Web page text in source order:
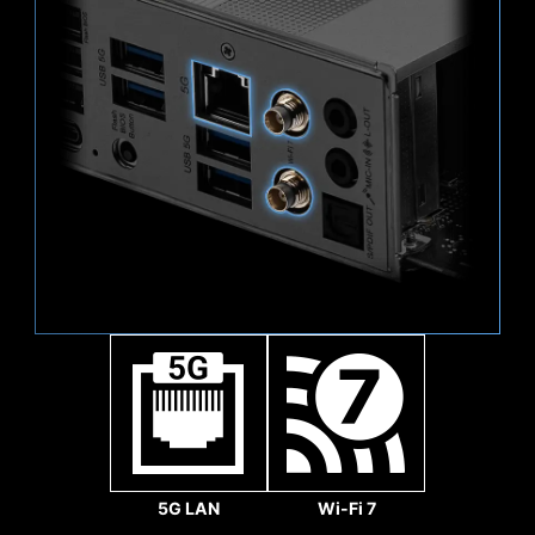
ồn. Chức năng trễ cũng giúp quạt quay mượt
mà, đảm bảo hệ thống hoạt động yên tĩnh trong
mọi điều kiện.
5G LAN Wi-Fi 7
128
Gbps
3x
64
Gbps
- Công nghệ hàn trên bề mặt) tiên tiến giúp
giảm nhiễu và nhiễu điện tử, hỗ trợ đầy đủ tín
hiệu PCI-E 5.0.